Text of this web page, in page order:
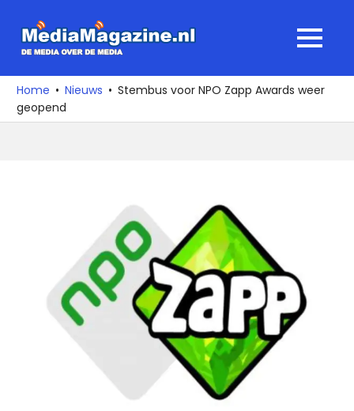
naar
media
over
de
MENU
Home Nieuws
Stembus voor NPO Zapp Awards weer
geopend